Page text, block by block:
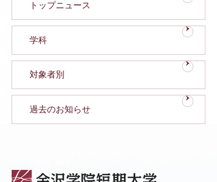
トップニュース
学科
対象者別
過去のお知らせ